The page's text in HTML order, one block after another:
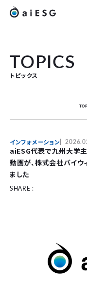
TOPICS
トピックス
TOP
インフォメーション
aiESG代表で九州大学
動画が、株式会社バイ
ました
SHARE :